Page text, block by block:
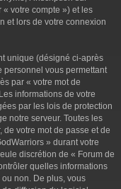
votre compte ») et les
et lors de votre connexion
unique (désigné ci-après
personnel vous permettant
par « votre mot de
informations de votre
par les lois de protection
notre serveur. Toutes les
de votre mot de passe et de
» durant votre
discrétion de « Forum de
quelles informations
non. De plus, vous